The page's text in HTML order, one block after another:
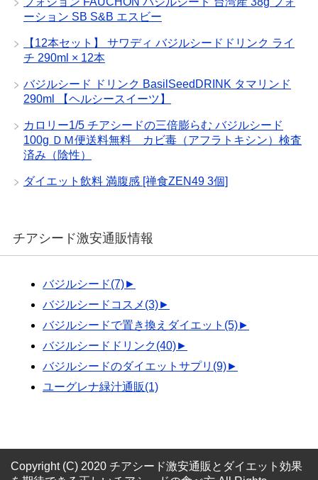
ーション SB S&B エスビー
【12本セット】 サワディ バジルシードドリンク ライ
チ 290ml × 12本
バジルシード ドリンク BasilSeedDRINK タマリンド
290ml 【ヘルシースイーツ】
カロリー1/5 チアシードの三倍膨らむ バジルシード
100g ＤＭ便送料無料 カビ毒（アフラトキシン）検査
済み（陰性）
ダイエット飲料 満腹感 [禅食ZEN49 3個]
チアシード激安通販情報
バジルシード(7)►
バジルシードコスメ (3)►
バジルシードで置き換えダイエット (5)►
バジルシードドリンク(40)►
バジルシードのダイエットサプリ (9)►
ユーグレナ緑汁通販(1)
Copyright (C) 2020 チアシード激安通販とダイエット効果